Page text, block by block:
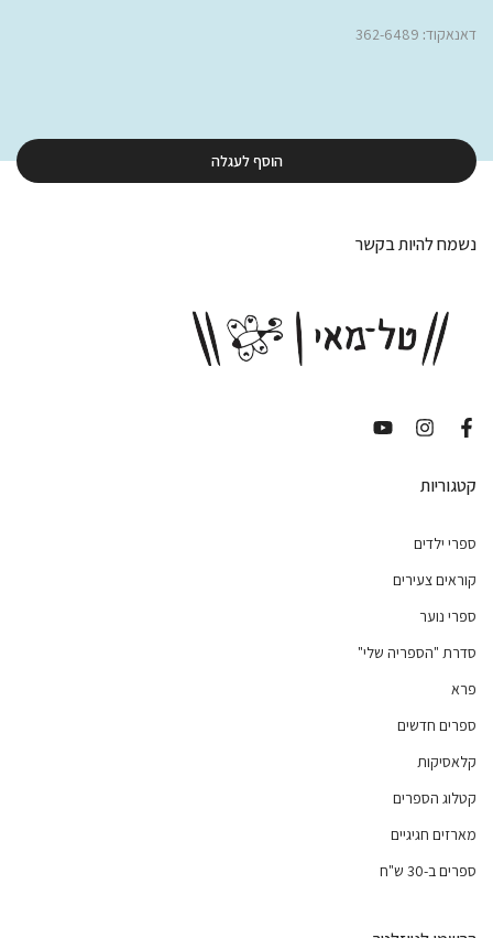
דאנאקוד:
362-6489
הוסף לעגלה
נשמח להיות בקשר
קטגוריות
ספרי ילדים
קוראים צעירים
ספרי נוער
סדרת "הספריה שלי"
פרא
ספרים חדשים
קלאסיקות
קטלוג הספרים
מארזים חגיגיים
ספרים ב-30 ש"ח